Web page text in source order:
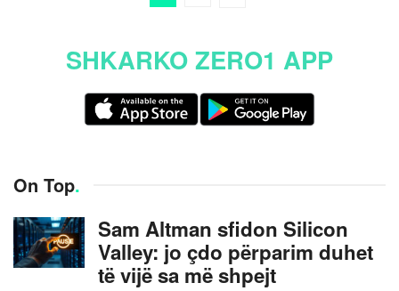
SHKARKO ZERO1 APP
On Top.
Sam Altman sfidon Silicon
Valley: jo çdo përparim duhet
të vijë sa më shpejt